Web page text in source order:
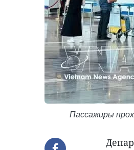
Пассажиры